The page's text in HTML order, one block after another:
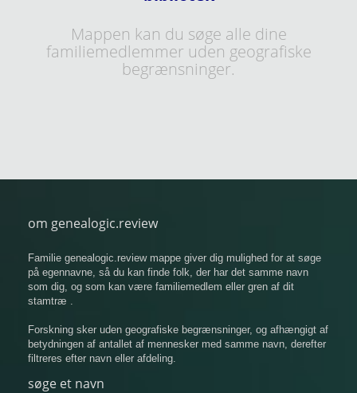
Mappen kan du søge alle dine
familiemedlemmer uden geografiske
begrænsninger.
om genealogic.review
Familie genealogic.review mappe giver dig mulighed for at søge
på egennavne, så du kan finde folk, der har det samme navn
som dig, og som kan være familiemedlem eller gren af ​​dit
stamtræ .
Forskning sker uden geografiske begrænsninger, og afhængigt af
betydningen af ​​antallet af mennesker med samme navn, derefter
filtreres efter navn eller afdeling.
søge et navn